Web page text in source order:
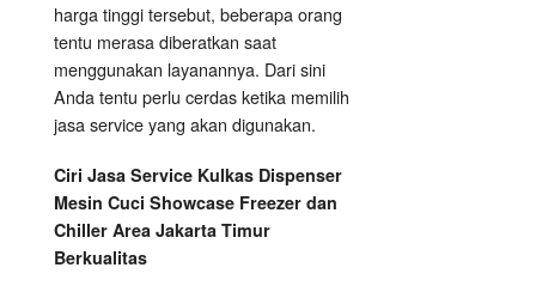
harga tinggi tersebut, beberapa orang
tentu merasa diberatkan saat
menggunakan layanannya. Dari sini
Anda tentu perlu cerdas ketika memilih
jasa service yang akan digunakan.
Ciri Jasa Service Kulkas Dispenser
Mesin Cuci Showcase Freezer dan
Chiller Area Jakarta Timur
Berkualitas